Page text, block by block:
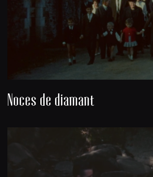
Noces de diamant